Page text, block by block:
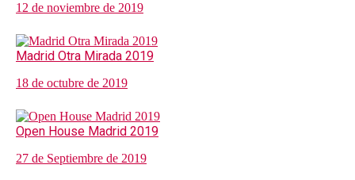
12 de noviembre de 2019
Madrid Otra Mirada 2019
18 de octubre de 2019
Open House Madrid 2019
27 de Septiembre de 2019